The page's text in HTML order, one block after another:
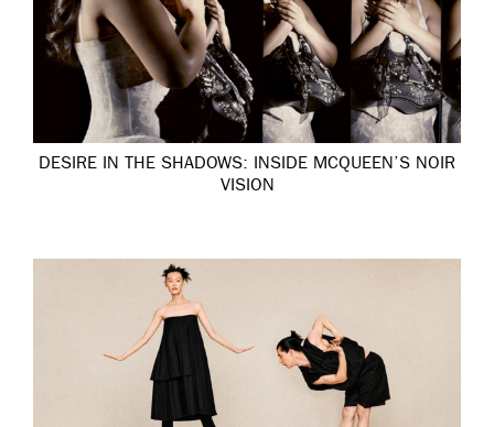
DESIRE IN THE SHADOWS: INSIDE MCQUEEN’S NOIR
VISION